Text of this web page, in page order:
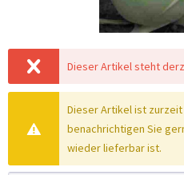
Dieser Artikel steht
Dieser Artikel ist
benachrichtigen Sie
wieder lieferbar ist.